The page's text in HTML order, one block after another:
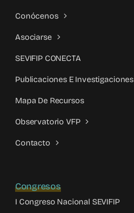
Conócenos
Asociarse
SEVIFIP CONECTA
Publicaciones E Investigaciones
Mapa De Recursos
Observatorio VFP
Contacto
Congresos
I Congreso Nacional SEVIFIP